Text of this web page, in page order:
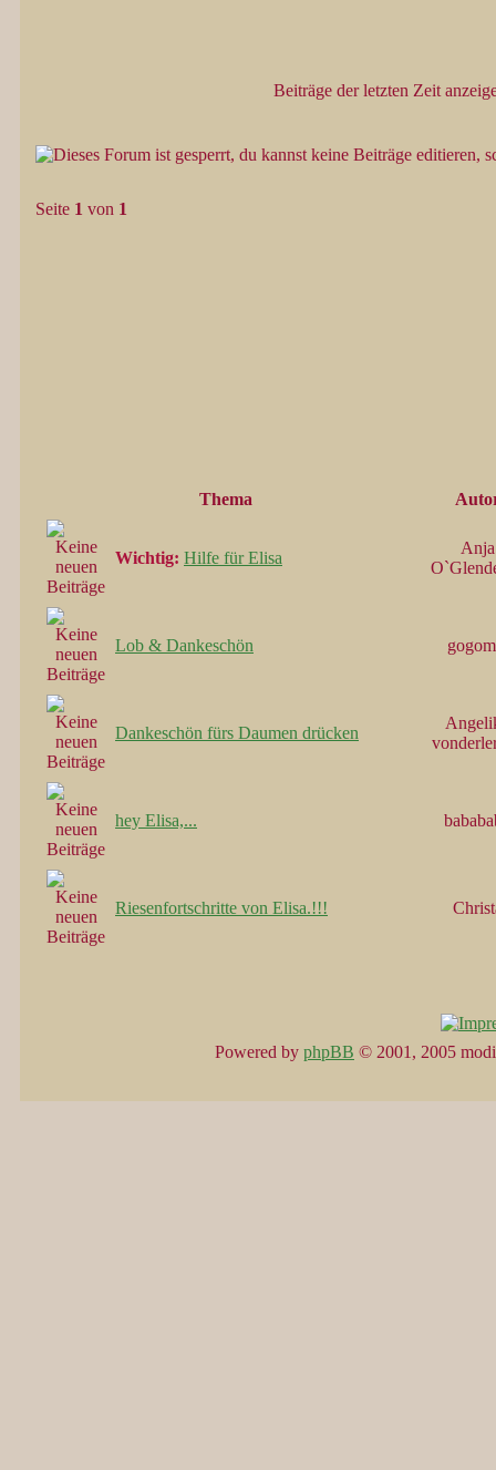
Beiträge der letzten Zeit
Seite 1 von 1
Thema
Wichtig: Hilfe für Elisa
Anja
Lob & Dankeschön
Dankeschön fürs Daumen drücken
hey Elisa,...
Riesenfortschritte von Elisa.!!!
Powered by phpBB © 2001, 2005